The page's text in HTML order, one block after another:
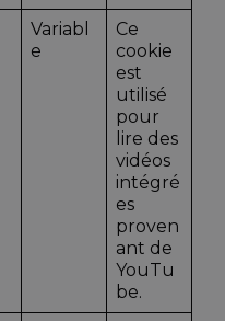
Variabl
e
Ce
cookie
est
utilisé
pour
lire des
vidéos
intégré
es
proven
ant de
YouTu
be.